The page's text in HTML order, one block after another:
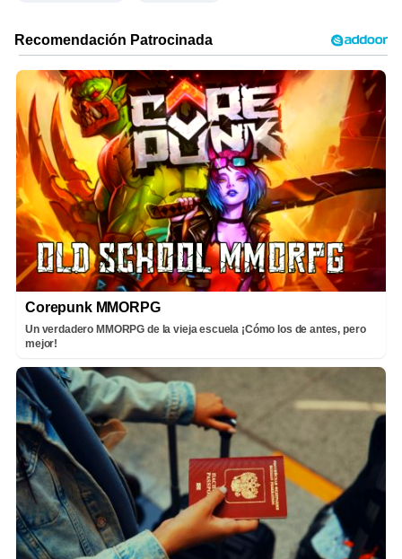
Corepunk MMORPG
Un verdadero MMORPG de la vieja escuela ¡Cómo los de antes, pero
mejor!